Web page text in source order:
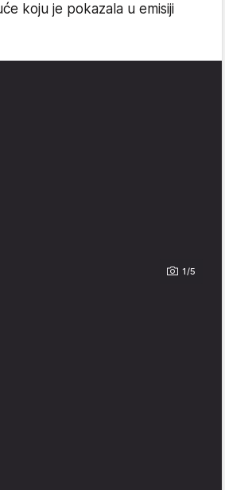
koju je pokazala u emisiji
1/5